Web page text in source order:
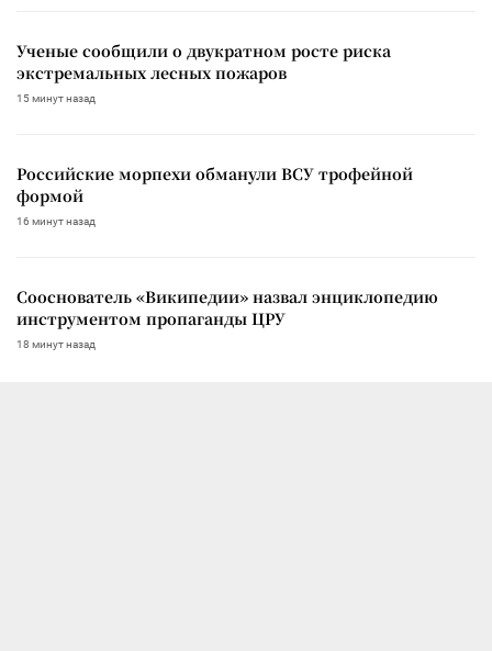
Ученые сообщили о двукратном росте риска
экстремальных лесных пожаров
15 минут назад
Российские морпехи обманули ВСУ трофейной
формой
16 минут назад
Сооснователь «Википедии» назвал энциклопедию
инструментом пропаганды ЦРУ
18 минут назад